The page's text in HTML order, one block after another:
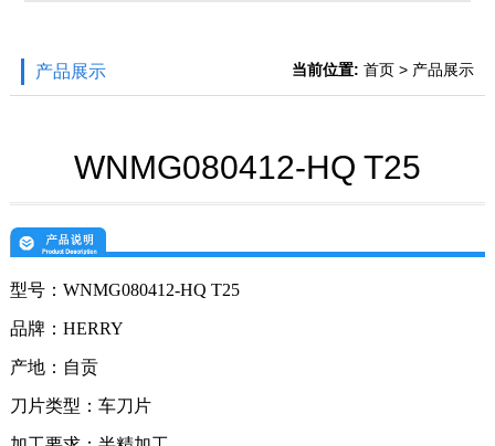
产品展示 当前位置: 首页 > 产品展示
WNMG080412-HQ T25
型号： WNMG080412-HQ T25
品牌： HERRY
产地：自贡
刀片类型： 车刀片